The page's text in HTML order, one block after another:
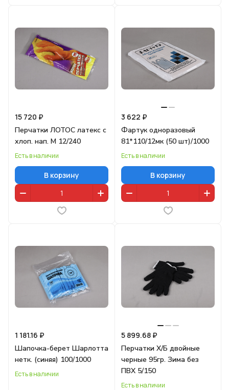
15 720 ₽
Перчатки ЛОТОС латекс с
хлоп. нап. M 12/240
Есть в наличии
В корзину
3 622 ₽
Фартук одноразовый
81*110/12мк (50 шт)/1000
Есть в наличии
В корзину
1 181.16 ₽
Шапочка-берет Шарлотта
нетк. (синяя) 100/1000
Есть в наличии
5 899.68 ₽
Перчатки Х/Б двойные
черные 95гр. Зима без
ПВХ 5/150
Есть в наличии